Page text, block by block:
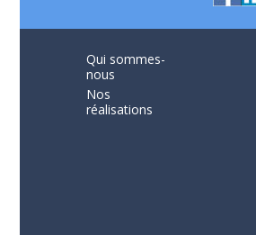
Qui sommes-
nous
Nos
réalisations